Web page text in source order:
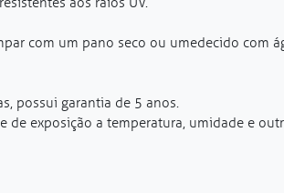
com um pano seco ou umedecido com
possui garantia de 5 anos.
exposição a temperatura, umidade e